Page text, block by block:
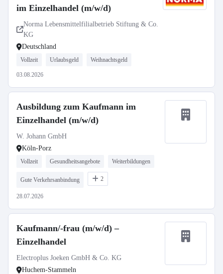
im Einzelhandel (m/w/d)
Norma Lebensmittelfilialbetrieb Stiftung & Co.
KG
Deutschland
Vollzeit Urlaubsgeld Weihnachtsgeld
03.08.2026
Ausbildung zum Kaufmann im
Einzelhandel (m/w/d)
W. Johann GmbH
Köln-Porz
Vollzeit Gesundheitsangebote Weiterbildungen
Gute Verkehrsanbindung 2
28.07.2026
Kaufmann/-frau (m/w/d) –
Einzelhandel
Electroplus Joeken GmbH & Co. KG
Huchem-Stammeln